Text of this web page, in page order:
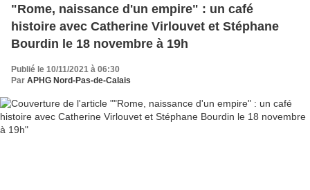
"Rome, naissance d'un empire" : un café
histoire avec Catherine Virlouvet et Stéphane
Bourdin le 18 novembre à 19h
Publié le 10/11/2021 à 06:30
Par APHG Nord-Pas-de-Calais